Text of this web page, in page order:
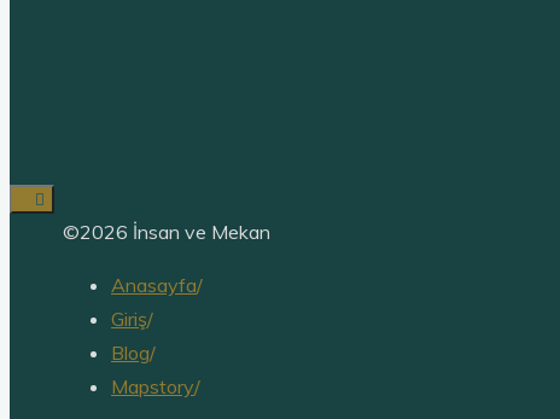
©2026 İnsan ve Mekan
Anasayfa/
Giriş/
Blog/
Mapstory/